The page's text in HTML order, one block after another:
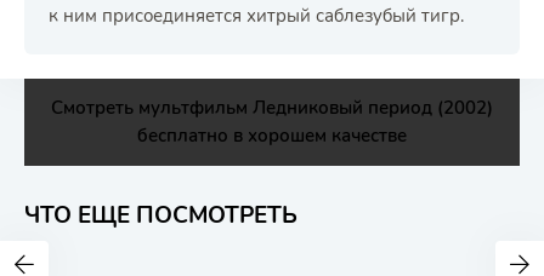
к ним присоединяется хитрый саблезубый тигр.
Смотреть мультфильм Ледниковый период (2002)
бесплатно в хорошем качестве
ЧТО ЕЩЕ ПОСМОТРЕТЬ